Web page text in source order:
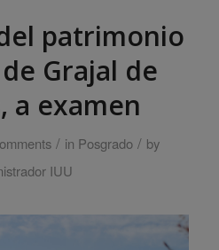
patrimonio
Grajal de
a examen
/ in Posgrado / by
IUU